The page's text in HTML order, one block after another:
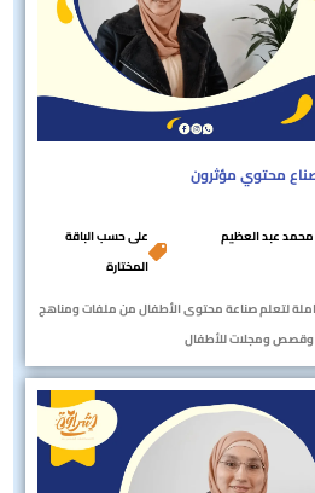
محتوي مؤثرون
عبد العظيم
على حسب الباقة
المختارة
لتعلم صناعة محتوى الأطفال من ملفات ومناهج
وقصص ومجلات للأطفال